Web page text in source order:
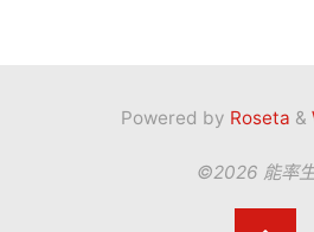
Powered by Roseta &
©2026 能率